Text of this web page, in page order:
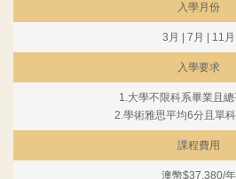
入學月份
3月 | 7月 | 11月
入學要求
1.大學不限科系畢業且
2.學術雅思平均6分且單
課程費用
澳幣$37,380/年